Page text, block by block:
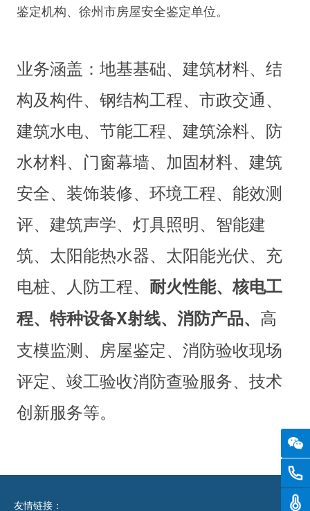
鉴定机构、徐州市房屋安全鉴定单位。
业务涵盖：地基基础、建筑材料、结
构及构件、钢结构工程、市政交通、
建筑水电、节能工程、建筑涂料、防
水材料、门窗幕墙、加固材料、建筑
安全、装饰装修、环境工程、能效测
评、建筑声学、灯具照明、智能建
筑、太阳能热水器、太阳能光伏、充
电桩、人防工程、 耐火性能、核电工
程、特种设备X射线、消防产品、 高
支模监测、房屋鉴定、消防验收现场
评定、竣工验收消防查验服务、技术
创新服务等。
友情链接： 温